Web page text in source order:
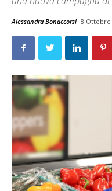
Alessandra Bonaccorsi 8 Ottobre